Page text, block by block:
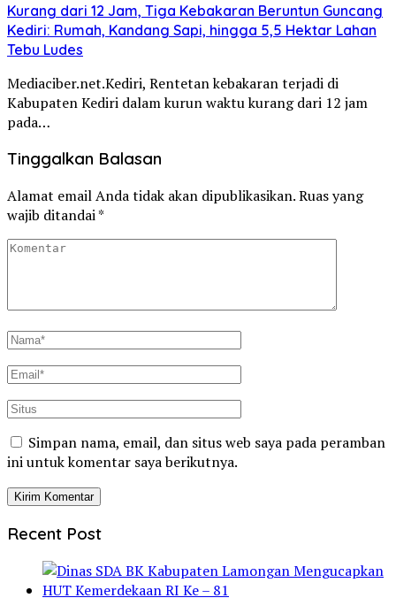
Kurang dari 12 Jam, Tiga Kebakaran Beruntun Guncang
Kediri: Rumah, Kandang Sapi, hingga 5,5 Hektar Lahan
Tebu Ludes
Mediaciber.net.Kediri, Rentetan kebakaran terjadi di
Kabupaten Kediri dalam kurun waktu kurang dari 12 jam
pada…
Tinggalkan Balasan
Alamat email Anda tidak akan dipublikasikan.Ruas yang
wajib ditandai*
Simpan nama, email, dan situs web saya pada peramban
ini untuk komentar saya berikutnya.
Recent Post